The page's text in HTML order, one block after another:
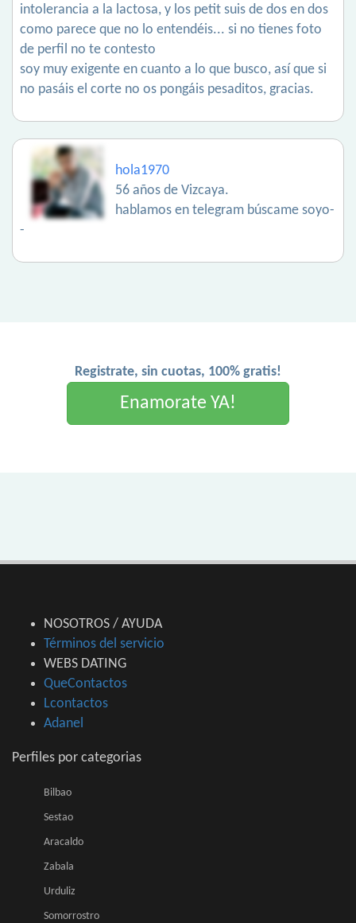
intolerancia a la lactosa, y los petit suis de dos en dos
como parece que no lo entendéis... si no tienes foto
de perfil no te contesto
soy muy exigente en cuanto a lo que busco, así que si
no pasáis el corte no os pongáis pesaditos, gracias.
hola1970
56 años de Vizcaya.
hablamos en telegram búscame soyo-
-
Registrate, sin cuotas, 100% gratis!
Enamorate YA!
NOSOTROS / AYUDA
Términos del servicio
WEBS DATING
QueContactos
Lcontactos
Adanel
Perfiles por categorias
Bilbao
Sestao
Aracaldo
Zabala
Urduliz
Somorrostro